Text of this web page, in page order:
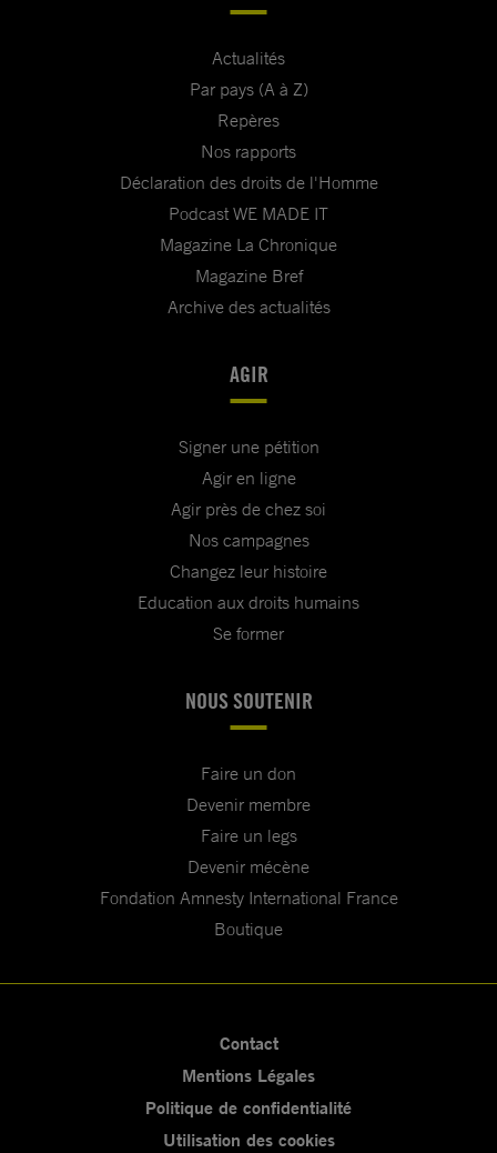
Actualités
Par pays (A à Z)
Repères
Nos rapports
Déclaration des droits de l'Homme
Podcast WE MADE IT
Magazine La Chronique
Magazine Bref
Archive des actualités
AGIR
Signer une pétition
Agir en ligne
Agir près de chez soi
Nos campagnes
Changez leur histoire
Education aux droits humains
Se former
NOUS SOUTENIR
Faire un don
Devenir membre
Faire un legs
Devenir mécène
Fondation Amnesty International France
Boutique
Contact
Mentions Légales
Politique de confidentialité
Utilisation des cookies